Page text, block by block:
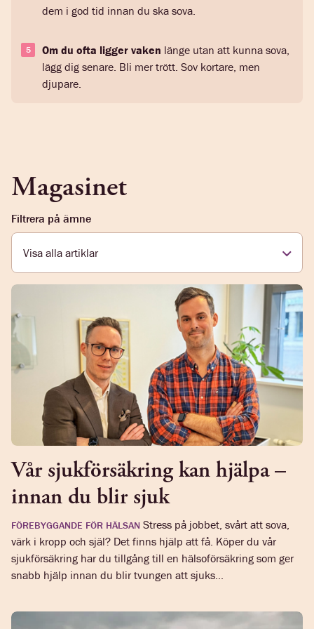
dem i god tid innan du ska sova.
Om du ofta ligger vaken länge utan att kunna sova,
lägg dig senare. Bli mer trött. Sov kortare, men
djupare.
Magasinet
Filtrera på ämne
Vår sjukförsäkring kan hjälpa –
innan du blir sjuk
FÖREBYGGANDE FÖR HÄLSAN Stress på jobbet, svårt att sova,
värk i kropp och själ? Det finns hjälp att få. Köper du vår
sjukförsäkring har du tillgång till en hälsoförsäkring som ger
snabb hjälp innan du blir tvungen att sjuks...